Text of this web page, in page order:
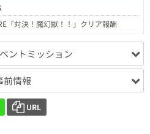
「対決！魔幻獣！！」クリア報酬
ントミッション
前情報
URL